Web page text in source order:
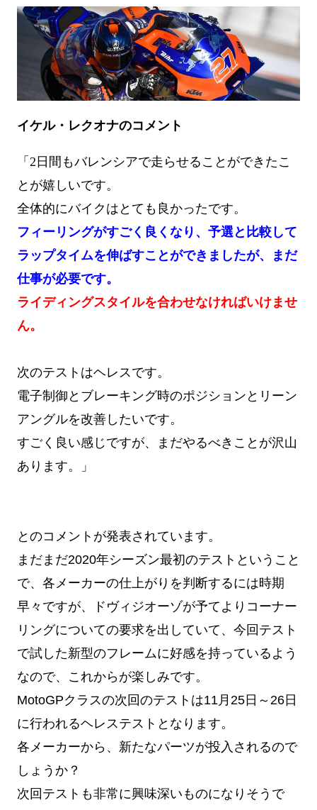
イケル・レクオナのコメント
「2日間もバレンシアで走らせることができたこ
とが嬉しいです。
全体的にバイクはとても良かったです。
フィーリングがすごく良くなり、予選と比較して
ラップタイムを伸ばすことができましたが、まだ
仕事が必要です。
ライディングスタイルを合わせなければいけませ
ん。
次のテストはヘレスです。
電子制御とブレーキング時のポジションとリーン
アングルを改善したいです。
すごく良い感じですが、まだやるべきことが沢山
あります。」
とのコメントが発表されています。
まだまだ2020年シーズン最初のテストということ
で、各メーカーの仕上がりを判断するには時期
早々ですが、ドヴィジオーゾが予てよりコーナー
リングについての要求を出していて、今回テスト
で試した新型のフレームに好感を持っているよう
なので、これからが楽しみです。
MotoGPクラスの次回のテストは11月25日～26日
に行われるヘレステストとなります。
各メーカーから、新たなパーツが投入されるので
しょうか？
次回テストも非常に興味深いものになりそうで